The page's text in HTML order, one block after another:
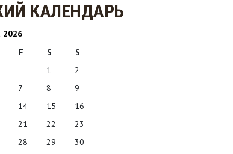
КАЛЕНДАРЬ
2026
F S S
1
2
7 8
9
14 15
16
21 22
23
28 29
30